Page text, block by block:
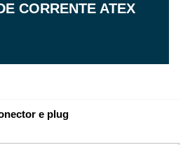
CORRENTE ATEX
e plug